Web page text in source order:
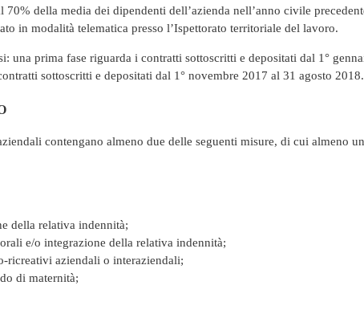
della media dei dipendenti dell’azienda nell’anno civile
in modalità telematica presso l’Ispettorato territoriale del lavoro.
una prima fase riguarda i contratti sottoscritti e depositati dal 1°
sottoscritti e depositati dal 1° novembre 2017 al 31 agosto 2018.
contengano almeno due delle seguenti misure, di cui almeno
della relativa indennità;
e/o integrazione della relativa indennità;
ricreativi aziendali o interaziendali;
di maternità;